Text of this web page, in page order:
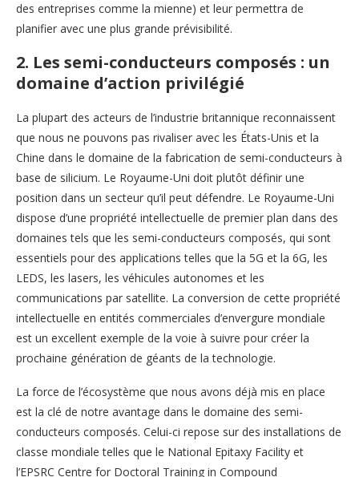
des entreprises comme la mienne) et leur permettra de
planifier avec une plus grande prévisibilité.
2. Les semi-conducteurs composés : un
domaine d’action privilégié
La plupart des acteurs de l’industrie britannique reconnaissent
que nous ne pouvons pas rivaliser avec les États-Unis et la
Chine dans le domaine de la fabrication de semi-conducteurs à
base de silicium. Le Royaume-Uni doit plutôt définir une
position dans un secteur qu’il peut défendre. Le Royaume-Uni
dispose d’une propriété intellectuelle de premier plan dans des
domaines tels que les semi-conducteurs composés, qui sont
essentiels pour des applications telles que la 5G et la 6G, les
LEDS, les lasers, les véhicules autonomes et les
communications par satellite. La conversion de cette propriété
intellectuelle en entités commerciales d’envergure mondiale
est un excellent exemple de la voie à suivre pour créer la
prochaine génération de géants de la technologie.
La force de l’écosystème que nous avons déjà mis en place
est la clé de notre avantage dans le domaine des semi-
conducteurs composés. Celui-ci repose sur des installations de
classe mondiale telles que le National Epitaxy Facility et
l’EPSRC Centre for Doctoral Training in Compound